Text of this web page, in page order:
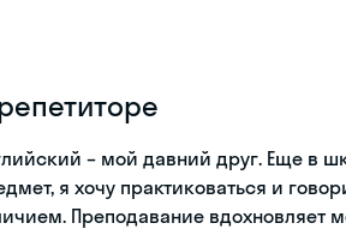
– мой давний друг. Еще в
я хочу практиковаться и
Преподавание вдохновляет